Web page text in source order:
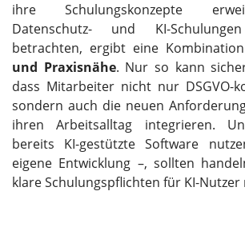
ihre Schulungskonzepte
Datenschutz- und KI-
betrachten, ergibt eine Kombination
und Praxisnähe. Nur so kann
dass Mitarbeiter nicht nur DSGVO-
sondern auch die neuen
ihren Arbeitsalltag integrieren.
bereits KI-gestützte Software
eigene Entwicklung –, sollten
klare Schulungspflichten für KI-